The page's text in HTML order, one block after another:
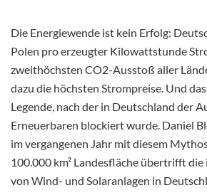
Die Energiewende ist kein Erfolg:
Polen pro erzeugter Kilowattstunde
zweithöchsten CO2-Ausstoß aller
dazu die höchsten Strompreise. Und
Legende, nach der in Deutschland der
Erneuerbaren blockiert wurde. Daniel
im vergangenen Jahr mit diesem
100.000 km² Landesfläche übertrifft
von Wind- und Solaranlagen in